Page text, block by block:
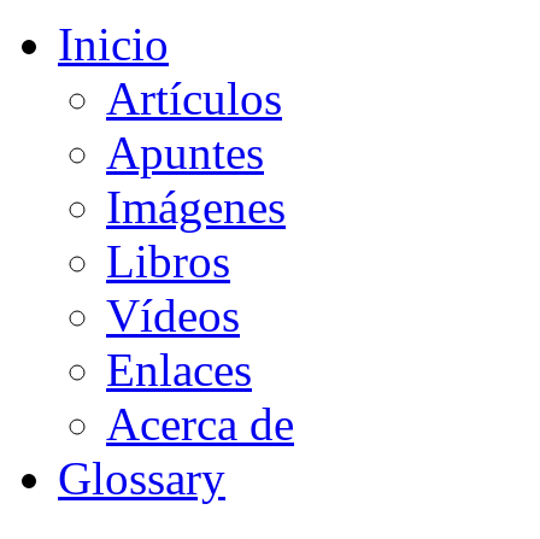
Inicio
Artículos
Apuntes
Imágenes
Libros
Vídeos
Enlaces
Acerca de
Glossary